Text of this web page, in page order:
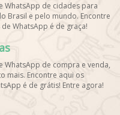
WhatsApp de cidades para
Brasil e pelo mundo. Encontre
WhatsApp é de graça!
WhatsApp de compra e venda,
mais. Encontre aqui os
é de grátis! Entre agora!